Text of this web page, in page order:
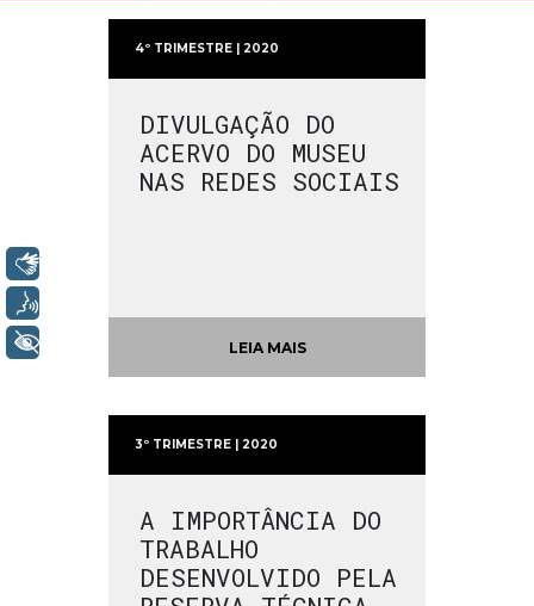
4º TRIMESTRE | 2020
DIVULGAÇÃO DO
ACERVO DO MUSEU
NAS REDES SOCIAIS
LEIA MAIS
3º TRIMESTRE | 2020
A IMPORTÂNCIA DO
TRABALHO
DESENVOLVIDO PELA